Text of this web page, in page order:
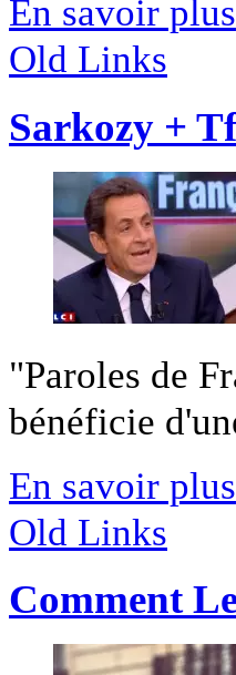
En savoir plus
Old Links
Sarkozy +
"Paroles de
bénéficie
En savoir plus
Old Links
Comment